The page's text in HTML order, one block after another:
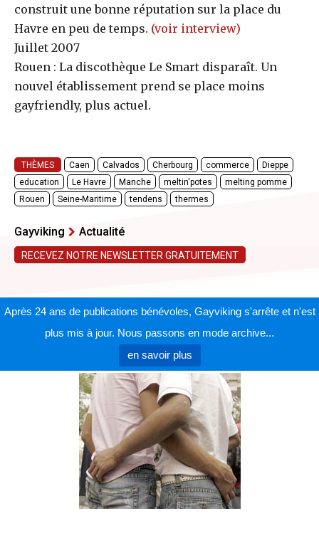
construit une bonne réputation sur la place du
Havre en peu de temps. (voir interview)
Juillet 2007
Rouen : La discothèque Le Smart disparaît. Un
nouvel établissement prend se place moins
gayfriendly, plus actuel.
THÈMES Caen Calvados Cherbourg commerce
Dieppe
education
Le Havre Manche meltin'potes
melting pomme
Rouen
Seine-Maritime tendens thermes
Gayviking Actualité
RECEVEZ NOTRE NEWSLETTER GRATUITEMENT